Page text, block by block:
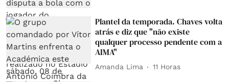
Plantel da temporada. Chaves volta
atrás e diz que "não existe
qualquer processo pendente com a
AIMA"
Amanda Lima 11 Horas